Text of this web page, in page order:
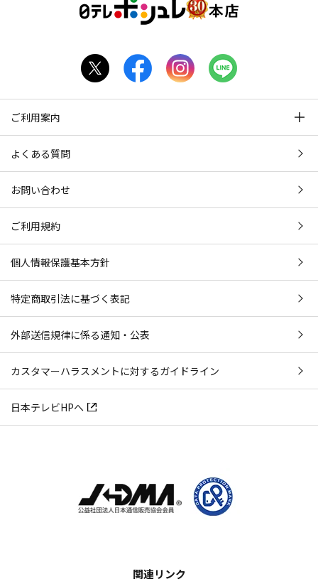
ご利用案内
よくある質問
お問い合わせ
ご利用規約
個人情報保護基本方針
特定商取引法に基づく表記
外部送信規律に係る通知・公表
カスタマーハラスメントに対するガイドライン
日本テレビHPへ
関連リンク